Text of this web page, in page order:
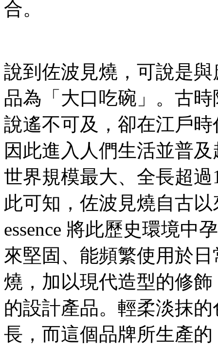
合。
說到佐波見燒，可說是
品為「大口吃碗」。古
說遙不可及，卻在江戶
因此進入人們生活並普
世界規模最大、全長超
此可知，佐波見燒自古
essence 將此歷史環境中
來堅固、能頻繁使用於
燒，加以現代造型的修
的設計產品。輕柔淡抹
長，而這個品牌所生產